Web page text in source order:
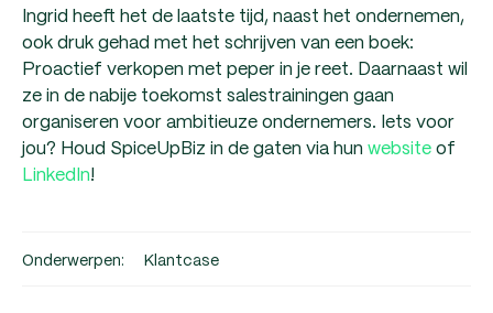
Ingrid heeft het de laatste tijd, naast het ondernemen,
ook druk gehad met het schrijven van een boek:
Proactief verkopen met peper in je reet. Daarnaast wil
ze in de nabije toekomst salestrainingen gaan
organiseren voor ambitieuze ondernemers. Iets voor
jou? Houd SpiceUpBiz in de gaten via hun websiteof
LinkedIn!
Onderwerpen: Klantcase